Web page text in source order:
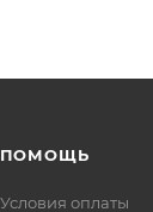
ПОМОЩЬ
Условия оплаты